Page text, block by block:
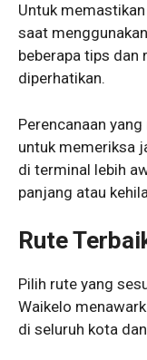
Untuk
saat
beberapa tips dan
diperhatikan.
Perencanaan
untuk memeriksa
di terminal lebih
panjang atau
Rute
Pilih rute yang
Waikelo
di seluruh kota